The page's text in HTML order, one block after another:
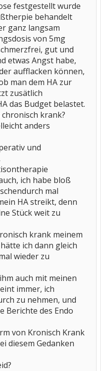
festgestellt wurde
behandelt
ganz langsam
von 5mg
gut und
etwas Angst habe,
aufflacken können,
man dem HA zur
zusätlich
das Budget belastet.
krank?
anders
und
ich habe bloß
mal
HA streikt, denn
Stück weit zu
krank meinem
ich dann gleich
wieder zu
auch mit meinen
immer, ich
zu nehmen, und
Berichte des Endo
von Kronisch Krank
diesem Gedanken